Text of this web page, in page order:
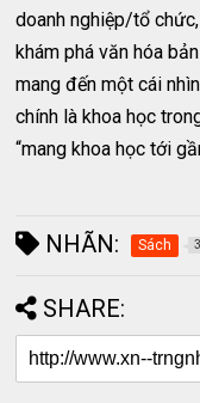
doanh nghiệp/tổ
khám phá văn hóa
mang đến một cái
chính là khoa học
“mang khoa học tới
NHÃN: Sách
SHARE: